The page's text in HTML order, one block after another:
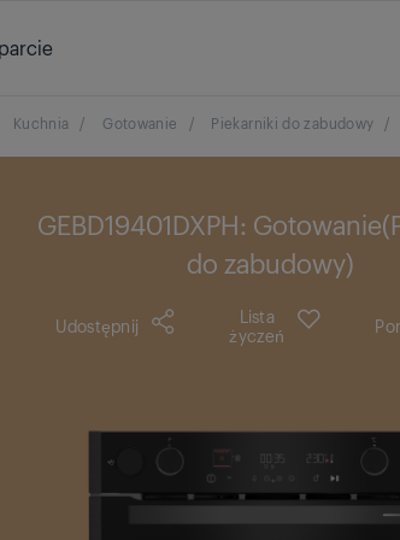
Kuchnia / Gotowanie / Piekarniki do zabudowy /
GEBD19401DXPH:
do zabudowy)
Udostępnij
Lista
życzeń